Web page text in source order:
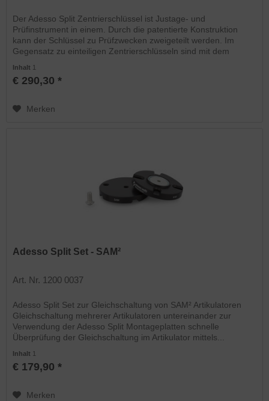
Der Adesso Split Zentrierschlüssel ist Justage- und
Prüfinstrument in einem. Durch die patentierte Konstruktion
kann der Schlüssel zu Prüfzwecken zweigeteilt werden. Im
Gegensatz zu einteiligen Zentrierschlüsseln sind mit dem
Inhalt 1
€ 290,30 *
Merken
Adesso Split Set - SAM²
Art. Nr. 1200 0037
Adesso Split Set zur Gleichschaltung von SAM² Artikulatoren
Gleichschaltung mehrerer Artikulatoren untereinander zur
Verwendung der Adesso Split Montageplatten schnelle
Überprüfung der Gleichschaltung im Artikulator mittels...
Inhalt 1
€ 179,90 *
Merken